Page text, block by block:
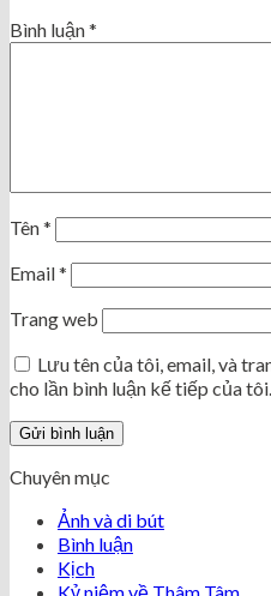
Bình luận*
Tên*
Email*
Trang web
Lưu tên của tôi, email, và
cho lần bình luận kế tiếp của tôi.
Chuyên mục
Ảnh và di bút
Bình luận
Kịch